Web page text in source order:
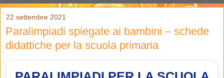
22 settembre 2021
Paralimpiadi spiegate ai bambini – schede
didattiche per la scuola primaria